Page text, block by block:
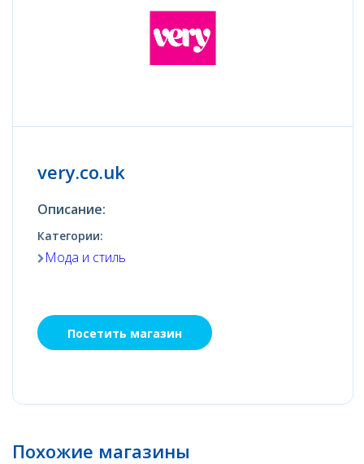
very.co.uk
Описание:
Категории:
Мода и стиль
Посетить магазин
Похожие магазины